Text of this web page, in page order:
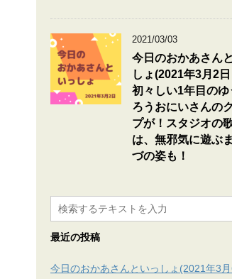
2021/03/03
今日のおかあさん
しょ(2021年3月2日
初々しい1年目のゆ
ろうおにいさんの
プが！スタジオの
は、無邪気に遊ぶ
づの姿も！
最近の投稿
今日のおかあさんといっしょ(2021年3月